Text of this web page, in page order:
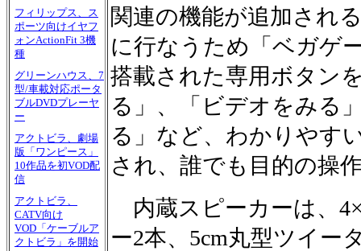
フィリップス、ス
ポーツ向けイヤフ
ォンActionFit 3機
種
グリーンハウス、7
型/車載対応ポータ
ブルDVDプレーヤ
ー
アクトビラ、劇場
版「ワンピース」
10作品を初VOD配
信
アクトビラ、
CATV向け
VOD「ケーブルア
クトビラ」を開始
関連の機能が追加され
に行なうため「ベガゲ
搭載された専用ボタン
る」、「ビデオをみる
る」など、わかりやす
され、誰でも目的の操
内蔵スピーカーは、
ー2本、5cm丸型ツイー